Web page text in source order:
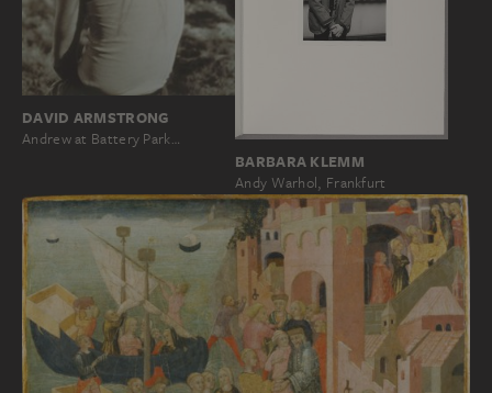
DAVID ARMSTRONG
Andrew at Battery Park…
BARBARA KLEMM
Andy Warhol, Frankfurt